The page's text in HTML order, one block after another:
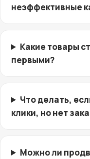
неэффективные
Какие товары
первыми?
Что делать,
клики, но нет
Можно ли